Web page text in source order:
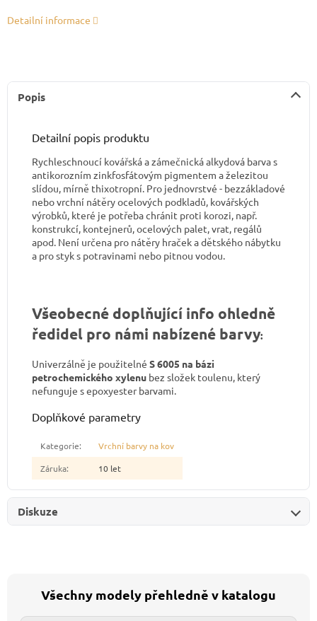
Detailní informace
Popis
Detailní popis produktu
Rychleschnoucí kovářská a zámečnická alkydová barva s
antikorozním zinkfosfátovým pigmentem a železitou
slídou, mírně thixotropní. Pro jednovrstvé - bezzákladové
nebo vrchní nátěry ocelových podkladů, kovářských
výrobků, které je potřeba chránit proti korozi, např.
konstrukcí, kontejnerů, ocelových palet, vrat, regálů
apod. Není určena pro nátěry hraček a dětského nábytku
a pro styk s potravinami nebo pitnou vodou.
Všeobecné doplňující info ohledně
ředidel pro námi nabízené barvy:
Univerzálně je použitelné S 6005 na bázi
petrochemického xylenu bez složek toulenu, který
nefunguje s epoxyester barvami.
Doplňkové parametry
Kategorie:
Vrchní barvy na kov
Záruka: 10 let
Diskuze
Všechny modely přehledně v katalogu